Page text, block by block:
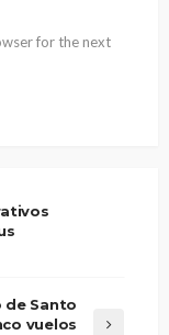
for the next
de Santo
vuelos